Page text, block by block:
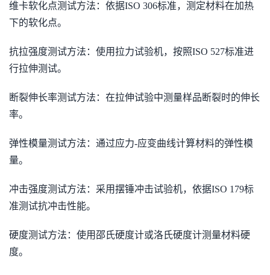
维卡软化点测试方法：依据ISO 306标准，测定材料在加热
下的软化点。
抗拉强度测试方法：使用拉力试验机，按照ISO 527标准进
行拉伸测试。
断裂伸长率测试方法：在拉伸试验中测量样品断裂时的伸长
率。
弹性模量测试方法：通过应力-应变曲线计算材料的弹性模
量。
冲击强度测试方法：采用摆锤冲击试验机，依据ISO 179标
准测试抗冲击性能。
硬度测试方法：使用邵氏硬度计或洛氏硬度计测量材料硬
度。